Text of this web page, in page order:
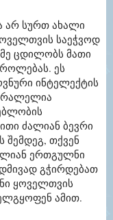
არ სურთ ახალი
საეჭვოდ
ცდილობს მათი
ეს
ინტელექტის
ძალიან ბევრი
შემდეგ, თქვენ
ერთგულნი
გჭირდებათ
ყოველთვის
ამით.